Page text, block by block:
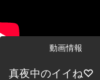
動画情報
真夜中のイイね♡